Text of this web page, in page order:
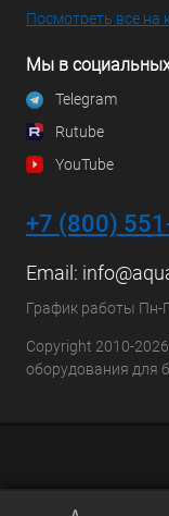
Посмотреть все на
Мы в
Telegram
Rutube
YouTube
+7 (800)
Email:
График работы Пн-
Copyright 2010-
оборудования для